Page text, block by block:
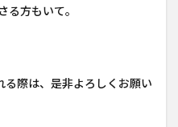
る方もいて。
際は、是非よろしくお願い